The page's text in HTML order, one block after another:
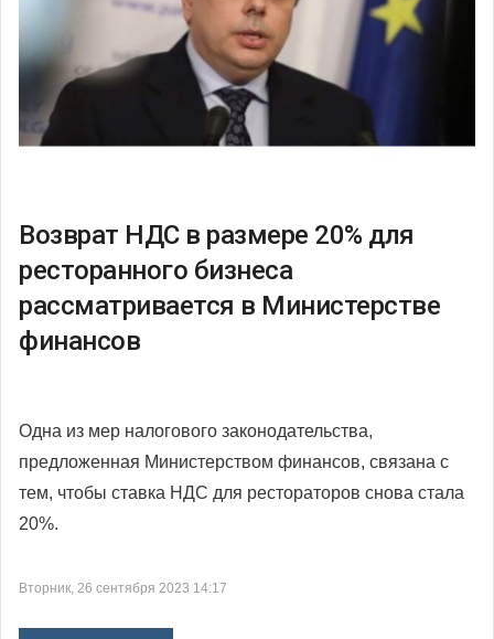
Возврат НДС в размере 20% для
ресторанного бизнеса
рассматривается в Министерстве
финансов
Одна из мер налогового законодательства,
предложенная Министерством финансов, связана с
тем, чтобы ставка НДС для рестораторов снова стала
20%.
Вторник, 26 сентября 2023 14:17